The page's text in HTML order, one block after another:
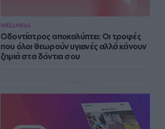
WELLNESS
Οδοντίατρος αποκαλύπτει: Οι τροφές
που όλοι θεωρούν υγιεινές αλλά κάνουν
ζημιά στα δόντια σου